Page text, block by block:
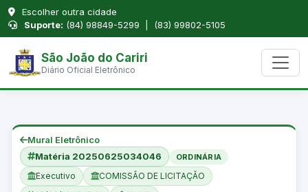
Escolher outra cidade
Suporte: (84) 98849-5299 | (83) 99802-5105
São João do Cariri
Diário Oficial Eletrônico
Mural Eletrônico
Matéria 20250625034046
ORDINÁRIA
Executivo
COMISSÃO DE LICITAÇÃO